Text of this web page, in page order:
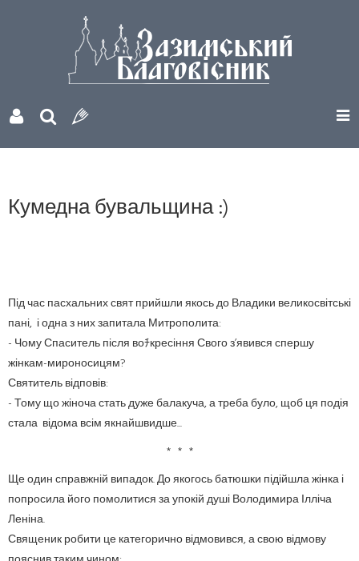
Кумедна бувальщина :)
Під час пасхальних свят прийшли якось до Владики великосвітські
пані, і одна з них запитала Митрополита:
- Чому Спаситель після воﾁкресіння Свого з’явився спершу
жінкам-мироносицям?
Святитель відповів:
- Тому що жіноча стать дуже балакуча, а треба було, щоб ця подія
стала відома всім якнайшвидше...
* * *
Ще один справжній випадок. До якогось батюшки підійшла жінка і
попросила його помолитися за упокій душі Володимира Ілліча
Леніна.
Священик робити це категорично відмовився, а свою відмову